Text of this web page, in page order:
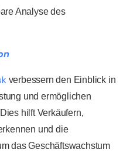
Analyse des
verbessern den Einblick in
und ermöglichen
hilft Verkäufern,
und die
das Geschäftswachstum